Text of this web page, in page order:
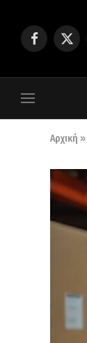
Facebook
X
Αρχική »